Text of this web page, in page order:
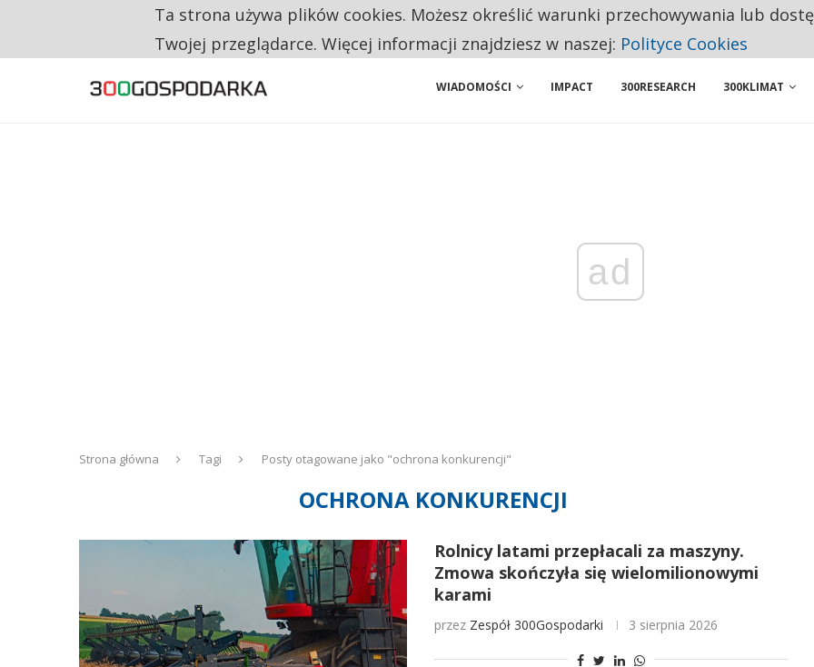
RESTRYKCJE CHIN UDERZAJĄ W EUROPEJSKI PRZEMYSŁ. NA LIŚCIE SĄ DWA PODMIOTY Z POLSKI
WIADOMOŚCI IMPACT 300RESEARCH 300KLIMAT
ad
Strona główna Tagi Posty otagowane jako "ochrona konkurencji"
OCHRONA KONKURENCJI
Rolnicy latami przepłacali za maszyny.
Zmowa skończyła się wielomilionowymi
karami
przez Zespół 300Gospodarki 3 sierpnia 2026
Ta strona używa plików cookies. Możesz określić warunki przechowywania lub
Twojej przeglądarce. Więcej informacji znajdziesz w naszej: Polityce Cookies